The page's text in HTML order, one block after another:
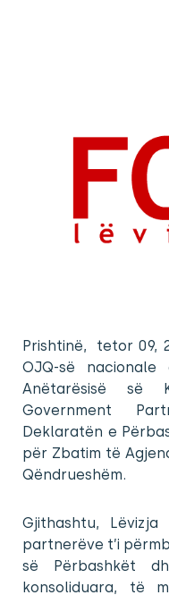
Prishtinë, tetor 09,
OJQ-së
Anëtarësisë së
Government
Deklaratën e
për Zbatim të
Qëndrueshëm.
Gjithashtu,
partnerëve t’i
së Përbashkët
konsoliduara, të